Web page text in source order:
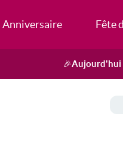
Anniversaire Fête
🎉Aujourd'hui